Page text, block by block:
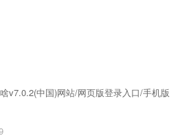
v7.0.2(中国)网站/网页版登录入口/手机版